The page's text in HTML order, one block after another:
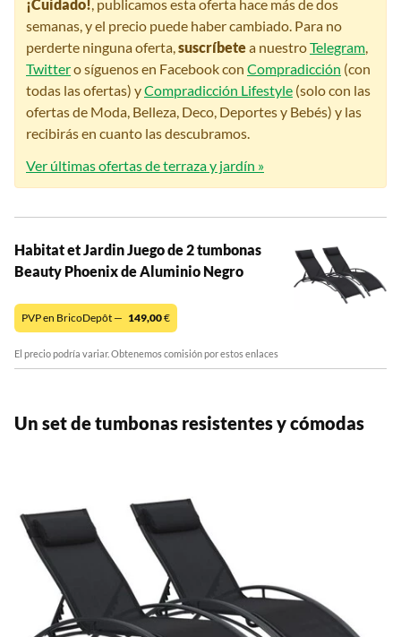
¡Cuidado!, publicamos esta oferta hace más de dos
semanas, y el precio puede haber cambiado. Para no
perderte ninguna oferta,suscríbetea nuestroTelegram,
Twittero síguenos en Facebook con Compradicción (con
todas las ofertas) yCompradicción Lifestyle (solo con las
ofertas de Moda, Belleza, Deco, Deportes y Bebés) y las
recibirás en cuanto las descubramos.
Ver últimas ofertas de terraza y jardín »
Habitat et Jardin Juego de 2 tumbonas
Beauty Phoenix de Aluminio Negro
PVP en BricoDepôt — 149,00€
El precio podría variar. Obtenemos comisión por estos enlaces
Un set de tumbonas resistentes y cómodas